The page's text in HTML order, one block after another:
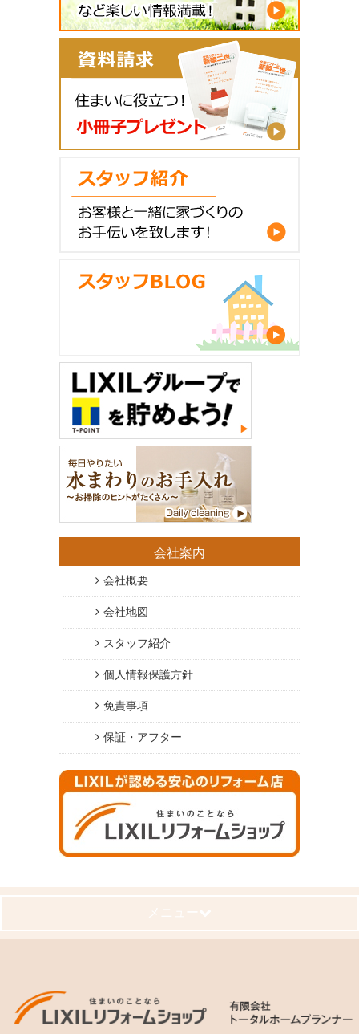
会社案内
会社概要
会社地図
スタッフ紹介
個人情報保護方針
免責事項
保証・アフター
メニュー